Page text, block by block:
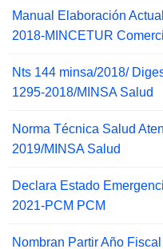
Manual Elaboración
2018-MINCETUR
Nts 144 minsa/2018/
1295-2018/MINSA Salud
Norma Técnica Salud
2019/MINSA Salud
Declara Estado
2021-PCM PCM
Nombran Partir Año